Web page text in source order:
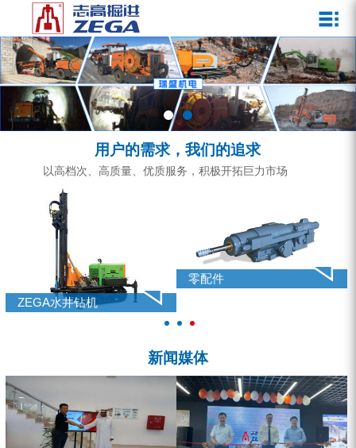
企业文化
发展历程
资质荣誉
宣传视频
公司新闻
行业动态
ZEGA一体式潜孔钻机
ZEGA地下掘进台车
ZEGA小型一体式露天钻机
ZEGA全液压顶锤钻机
零配件
锚固钻机系列
FY水井钻车系列
水井专用螺杆空压机
雾炮机
服务介绍
服务中心
营销网络
用户的需求，我们的追求
以高档次、高质量、优质服务，积极开拓巨力市场
ZEGA水井钻机
零配件
新闻媒体